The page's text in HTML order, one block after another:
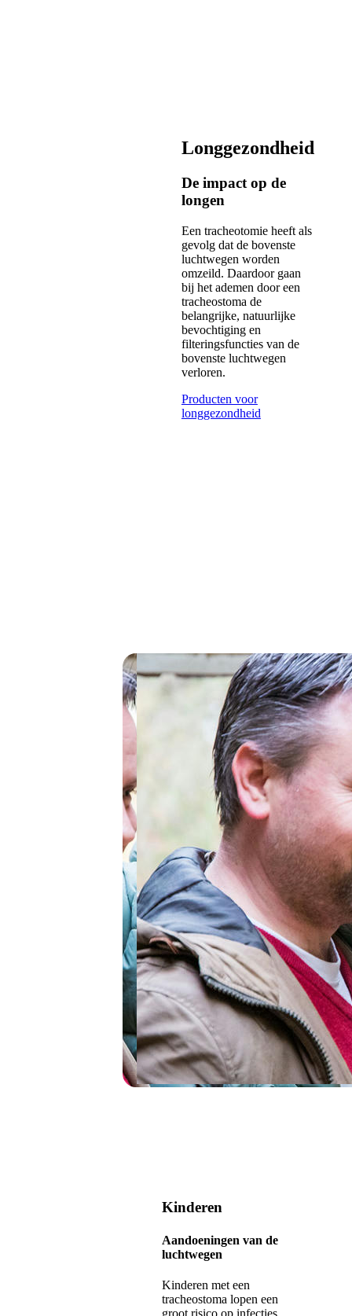
Longgezondheid
De impact op de
longen
Een tracheotomie heeft als
gevolg dat de bovenste
luchtwegen worden
omzeild. Daardoor gaan
bij het ademen door een
tracheostoma de
belangrijke, natuurlijke
bevochtiging en
filteringsfuncties van de
bovenste luchtwegen
verloren.
Producten voor
longgezondheid
Kinderen
Aandoeningen van de
luchtwegen
Kinderen met een
tracheostoma lopen een
groot risico op infecties